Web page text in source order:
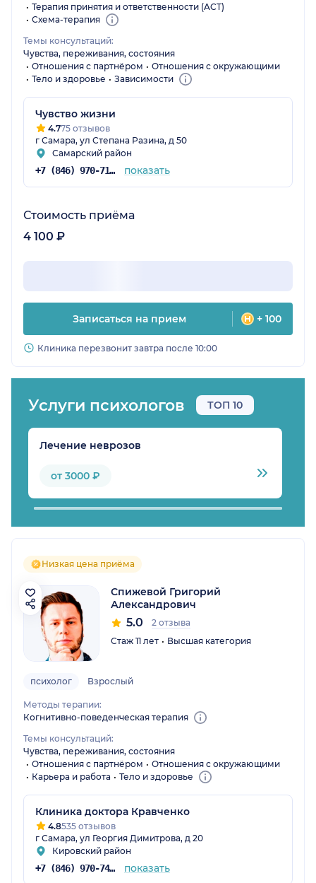
Терапия принятия и ответственности (ACT)
Схема-терапия
Темы консультаций:
Чувства, переживания, состояния
Отношения с партнёром
Отношения с окружающими
Тело и здоровье
Зависимости
Чувство жизни
4.775 отзывов
г Самара, ул Степана Разина, д 50
Самарский район
+7 (846) 970-71-40 показать
Стоимость приёма
4 100 ₽
Записаться на прием + 100
Клиника перезвонит завтра после 10:00
Услуги психологов ТОП 10
Лечение неврозов
от 3000 ₽
Низкая цена приёма
Спижевой Григорий
Александрович
5.0
2 отзыва
Стаж 11 лет
Высшая категория
психолог Взрослый
Методы терапии:
Когнитивно-поведенческая терапия
Темы консультаций:
Чувства, переживания, состояния
Отношения с партнёром
Отношения с окружающими
Карьера и работа
Тело и здоровье
Клиника доктора Кравченко
4.8535 отзывов
г Самара, ул Георгия Димитрова, д 20
Кировский район
+7 (846) 970-74-03 показать